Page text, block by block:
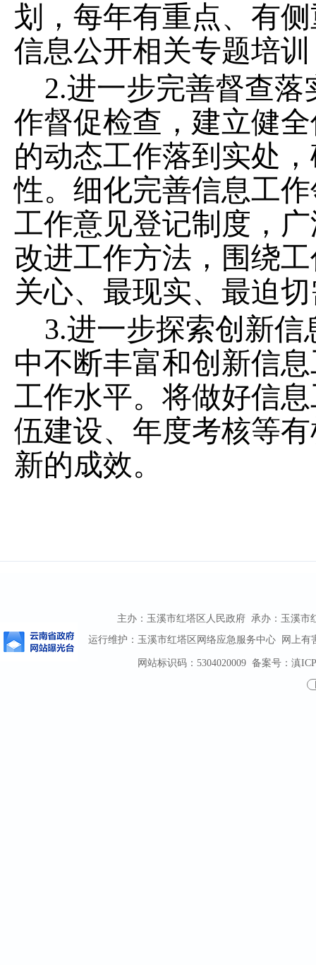
划，每年有重点、有
信息公开相关专题培
2.进一步完善督查落
作督促检查，建立健
的动态工作落到实处
性。细化完善信息工
工作意见登记制度，
改进工作方法，围绕
关心、最现实、最迫
3.进一步探索创新信
中不断丰富和创新信
工作水平。将做好信
伍建设、年度考核等
新的成效。
主办：玉溪市红塔区人民政府 承办：玉溪市
运行维护：玉溪市红塔区网络应急服务中心 网上有
网站标识码：5304020009备案号：滇